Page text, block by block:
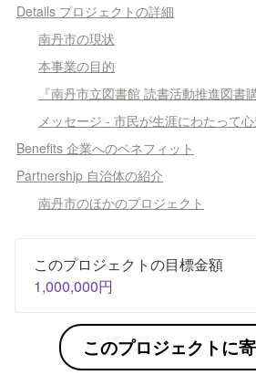
Details プロジェクトの詳細
南丹市の現状
本事業の目的
『南丹市立図書館 読書活動推進図書
メッセージ - 市民が生涯にわたって
Benefits 企業へのベネフィット
Partnership 自治体の紹介
南丹市のほかのプロジェクト
1,000,000円
このプロジェクトに